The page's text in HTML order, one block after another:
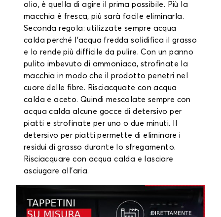
olio, è quella di agire il prima possibile. Più la
macchia è fresca, più sarà facile eliminarla.
Seconda regola: utilizzate sempre acqua
calda perché l'acqua fredda solidifica il grasso
e lo rende più difficile da pulire. Con un panno
pulito imbevuto di ammoniaca, strofinate la
macchia in modo che il prodotto penetri nel
cuore delle fibre. Risciacquate con acqua
calda e aceto. Quindi mescolate sempre con
acqua calda alcune gocce di detersivo per
piatti e strofinate per uno o due minuti. Il
detersivo per piatti permette di eliminare i
residui di grasso durante lo sfregamento.
Risciacquare con acqua calda e lasciare
asciugare all'aria.